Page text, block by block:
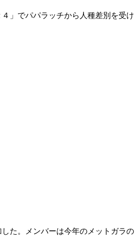
」でパパラッチから人種差別を受け
た。メンバーは今年のメットガラの